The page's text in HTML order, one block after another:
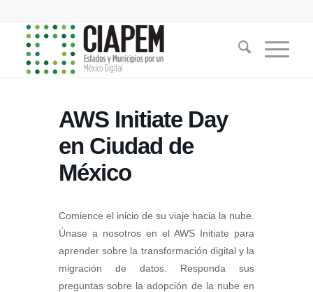
AWS Initiate Day
en Ciudad de
México
Comience el inicio de su viaje hacia la nube.
Únase a nosotros en el AWS Initiate para
aprender sobre la transformación digital y la
migración de datos. Responda sus
preguntas sobre la adopción de la nube en